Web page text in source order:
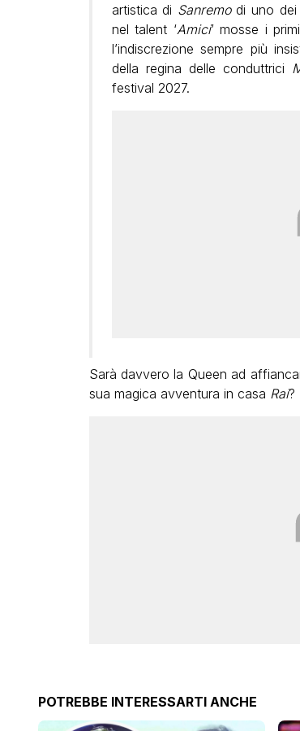
artistica di Sanremodi uno dei
nel talent ‘Amici’ mosse i
l’indiscrezione sempre più
della regina delle conduttrici
festival 2027.
Sarà davvero la Queen ad
sua magica avventura in casa Rai?
POTREBBE INTERESSARTI ANCHE